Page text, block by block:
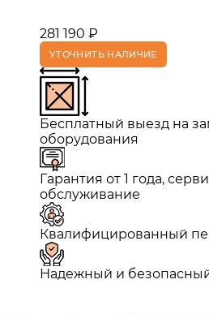
281 190 ₽
УТОЧНИТЬ НАЛИЧИЕ
Бесплатный выезд на
оборудования
Гарантия от 1 года,
обслуживание
Квалифицированный
Надежный и